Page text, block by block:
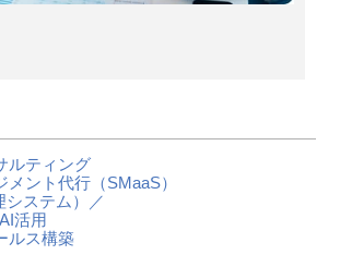
ルティング
メント代行 （SMaaS）
システム）／
活用
ルス構築